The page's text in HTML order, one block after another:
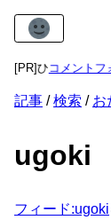
[PR]
ぜひコメントフォ
記事 検索 お
ugoki
フィード:ugoki